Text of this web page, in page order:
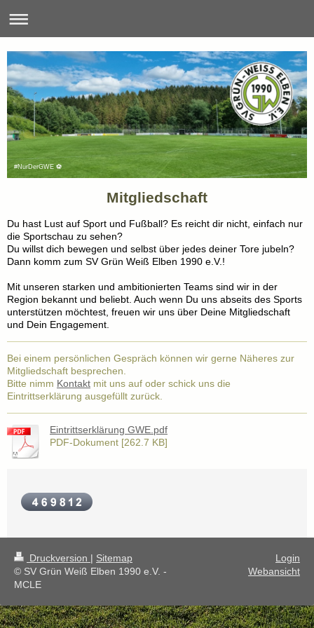
#NurDerGWE ⚽
Mitgliedschaft
Du hast Lust auf Sport und Fußball? Es reicht dir nicht, einfach nur
die Sportschau zu sehen?
Du willst dich bewegen und selbst über jedes deiner Tore jubeln?
Dann komm zum SV Grün Weiß Elben 1990 e.V.!
Mit unseren starken und ambitionierten Teams sind wir in der
Region bekannt und beliebt. Auch wenn Du uns abseits des Sports
unterstützen möchtest, freuen wir uns über Deine Mitgliedschaft
und Dein Engagement.
Bei einem persönlichen Gespräch können wir gerne Näheres zur
Mitgliedschaft besprechen.
Bitte nimm Kontakt mit uns auf oder schick uns die
Eintrittserklärung ausgefüllt zurück.
Eintrittserklärung GWE.pdf
PDF-Dokument [262.7 KB]
Druckversion | Sitemap
© SV Grün Weiß Elben 1990 e.V. -
MCLE
Login
Webansicht